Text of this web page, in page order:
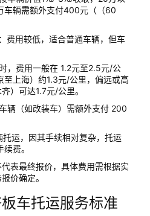
车辆需额外支付400元（（60
费用较低，适合普通车辆，但车
，费用一般在 1.2元至2.5元/公
至上海）约1.3元/公里，偏远或高
）可达1.7元/公里。
辆（如改装车）需额外支付 200
运，因其手续相对复杂，托运
费。
表最终报价，具体费用需根据实
价确定。
车托运服务标准